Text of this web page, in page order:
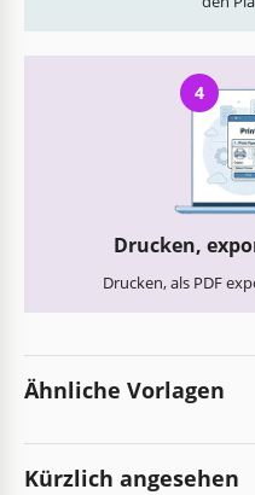
4
Drucken,
Drucken, als PDF
Ähnliche Vorlagen
Kürzlich angesehen